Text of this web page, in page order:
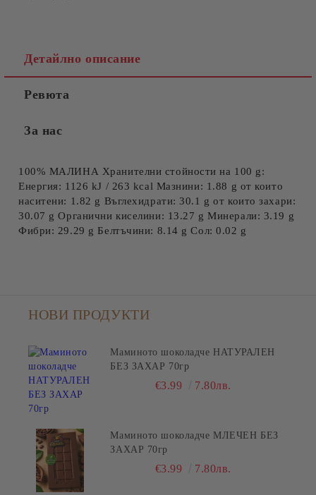
Детайлно описание
Ревюта
За нас
100% МАЛИНА Хранителни стойности на 100 g:
Енергия: 1126 kJ / 263 kcal Мазнини: 1.88 g от които
наситени: 1.82 g Въглехидрати: 30.1 g от които захари:
30.07 g Органични киселини: 13.27 g Минерали: 3.19 g
Фибри: 29.29 g Белтъчини: 8.14 g Сол: 0.02 g
НОВИ ПРОДУКТИ
Маминото шоколадче НАТУРАЛЕН
БЕЗ ЗАХАР 70гр
€3.99 7.80лв.
Маминото шоколадче МЛЕЧЕН БЕЗ
ЗАХАР 70гр
€3.99 7.80лв.